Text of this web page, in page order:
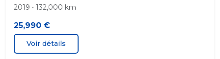
Extérieur Aluminium Line satiné
Feux antibrouillard AR
Feux de jour à LED
2019 • 132,000 km
25,990 €
Voir détails